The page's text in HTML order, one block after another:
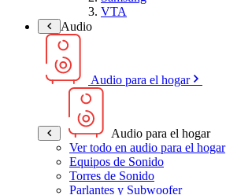
VTA
Audio
Audio para el hogar
Audio para el hogar
Ver todo en audio para el hogar
Equipos de Sonido
Torres de Sonido
Parlantes y Subwoofer